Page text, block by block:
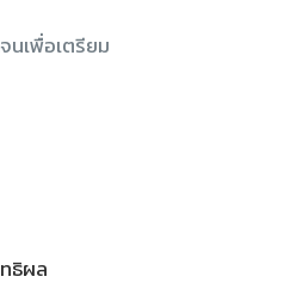
เพื่อเตรียม
ธิผล